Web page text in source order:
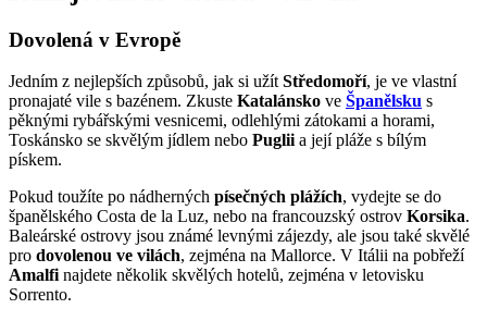
Dovolená v Evropě
Jedním z nejlepších způsobů, jak si užítStředomoří, je ve vlastní
pronajaté vile s bazénem. Zkuste Katalánsko ve Španělsku s
pěknými rybářskými vesnicemi, odlehlými zátokami a horami,
Toskánsko se skvělým jídlem nebo Pugliia její pláže s bílým
pískem.
Pokud toužíte po nádherných písečných plážích, vydejte se do
španělského Costa de la Luz, nebo na francouzský ostrov Korsika.
Baleárské ostrovy jsou známé levnými zájezdy, ale jsou také skvělé
pro dovolenou ve vilách, zejména na Mallorce. V Itálii na pobřeží
Amalfinajdete několik skvělých hotelů, zejména v letovisku
Sorrento.